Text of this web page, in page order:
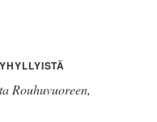
Rouhuvuoreen,